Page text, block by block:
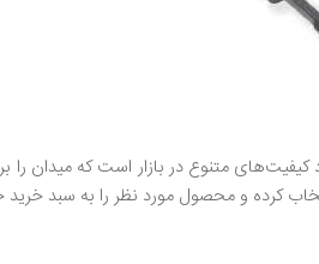
متنوع در بازار است که میدان را
کرده و محصول مورد نظر را به سبد خرید